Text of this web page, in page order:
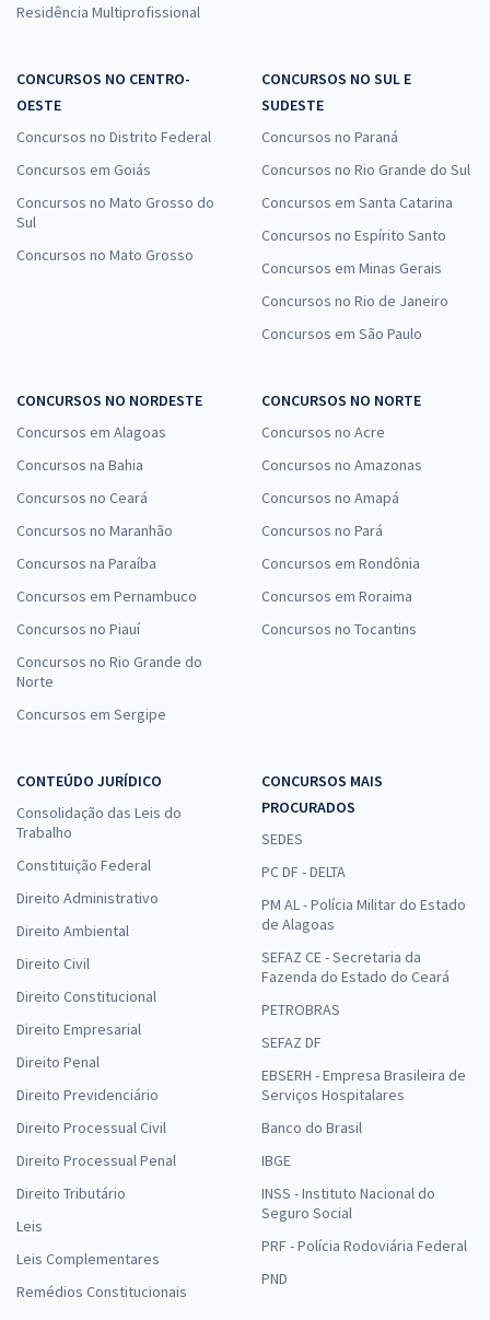
Residência Multiprofissional
CONCURSOS NO CENTRO-
OESTE
Concursos no Distrito Federal
Concursos em Goiás
Concursos no Mato Grosso do
Sul
Concursos no Mato Grosso
CONCURSOS NO SUL E
SUDESTE
Concursos no Paraná
Concursos no Rio Grande do Sul
Concursos em Santa Catarina
Concursos no Espírito Santo
Concursos em Minas Gerais
Concursos no Rio de Janeiro
Concursos em São Paulo
CONCURSOS NO NORDESTE
Concursos em Alagoas
Concursos na Bahia
Concursos no Ceará
Concursos no Maranhão
Concursos na Paraíba
Concursos em Pernambuco
Concursos no Piauí
Concursos no Rio Grande do
Norte
Concursos em Sergipe
CONCURSOS NO NORTE
Concursos no Acre
Concursos no Amazonas
Concursos no Amapá
Concursos no Pará
Concursos em Rondônia
Concursos em Roraima
Concursos no Tocantins
CONTEÚDO JURÍDICO
Consolidação das Leis do
Trabalho
Constituição Federal
Direito Administrativo
Direito Ambiental
Direito Civil
Direito Constitucional
Direito Empresarial
Direito Penal
Direito Previdenciário
Direito Processual Civil
Direito Processual Penal
Direito Tributário
Leis
Leis Complementares
Remédios Constitucionais
CONCURSOS MAIS
PROCURADOS
SEDES
PC DF - DELTA
PM AL - Polícia Militar do Estado
de Alagoas
SEFAZ CE - Secretaria da
Fazenda do Estado do Ceará
PETROBRAS
SEFAZ DF
EBSERH - Empresa Brasileira de
Serviços Hospitalares
Banco do Brasil
IBGE
INSS - Instituto Nacional do
Seguro Social
PRF - Polícia Rodoviária Federal
PND